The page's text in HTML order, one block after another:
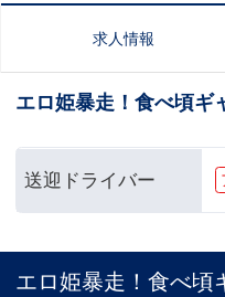
求人情報
エロ姫暴走！食べ頃ギ
送迎ドライバー
エロ姫暴走！食べ頃